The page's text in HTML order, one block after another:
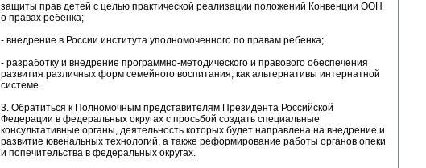
защиты прав детей с целью практической реализации положений Конвенции ООН
о правах ребёнка;
- внедрение в России института уполномоченного по правам ребенка;
- разработку и внедрение программно-методического и правового обеспечения
развития различных форм семейного воспитания, как альтернативы интернатной
системе.
3. Обратиться к Полномочным представителям Президента Российской
Федерации в федеральных округах с просьбой создать специальные
консультативные органы, деятельность которых будет направлена на внедрение и
развитие ювенальных технологий, а также реформирование работы органов опеки
и попечительства в федеральных округах.